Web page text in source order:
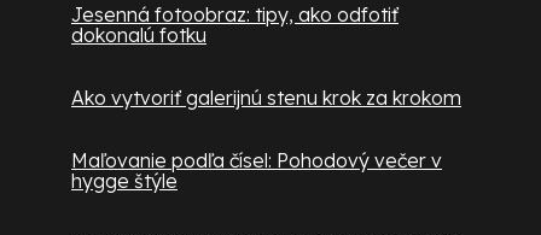
Jesenná fotoobraz: tipy, ako odfotiť
dokonalú fotku
Ako vytvoriť galerijnú stenu krok za krokom
Maľovanie podľa čísel: Pohodový večer v
hygge štýle